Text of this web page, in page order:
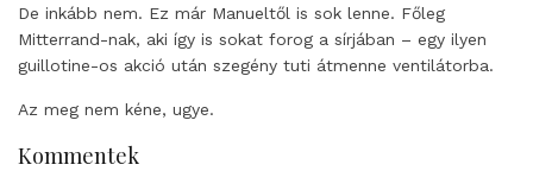
De inkább nem. Ez már Manueltől is sok lenne. Főleg
Mitterrand-nak, aki így is sokat forog a sírjában – egy ilyen
guillotine-os akció után szegény tuti átmenne ventilátorba.
Az meg nem kéne, ugye.
Kommentek